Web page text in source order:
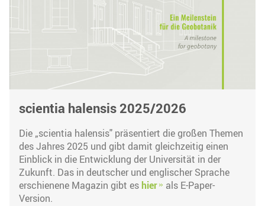
scientia halensis 2025/2026
Die „scientia halensis" präsentiert die großen Themen
des Jahres 2025 und gibt damit gleichzeitig einen
Einblick in die Entwicklung der Universität in der
Zukunft. Das in deutscher und englischer Sprache
erschienene Magazin gibt eshier
als E-Paper-
Version.